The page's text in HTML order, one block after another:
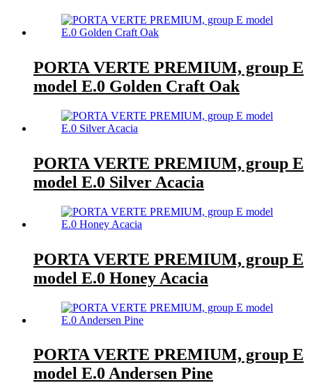
PORTA VERTE PREMIUM, group E
model E.0 Golden Craft Oak
PORTA VERTE PREMIUM, group E
model E.0 Silver Acacia
PORTA VERTE PREMIUM, group E
model E.0 Honey Acacia
PORTA VERTE PREMIUM, group E
model E.0 Andersen Pine